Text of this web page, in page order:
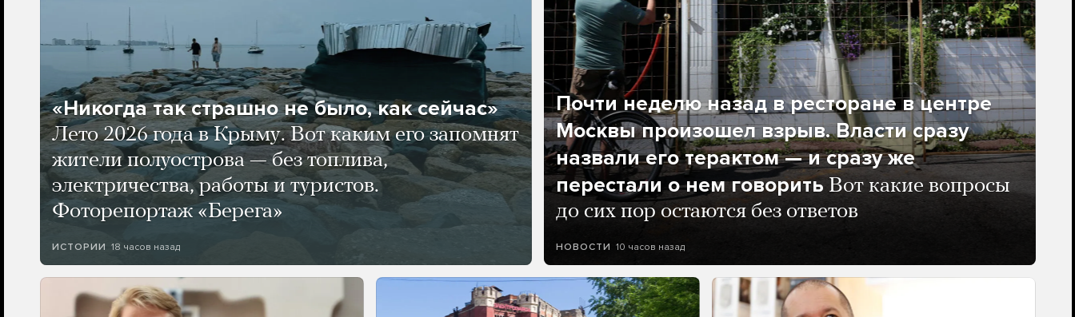
«Никогда так страшно не было, как сейчас»
Лето 2026 года в Крыму. Вот каким его запомнят
жители полуострова — без топлива,
электричества, работы и туристов.
Фоторепортаж «Берега»
ИСТОРИИ 18 часов назад
Почти неделю назад в ресторане в центре
Москвы произошел взрыв. Власти сразу
назвали его терактом — и сразу же
перестали о нем говорить Вот какие вопросы
до сих пор остаются без ответов
НОВОСТИ 10 часов назад